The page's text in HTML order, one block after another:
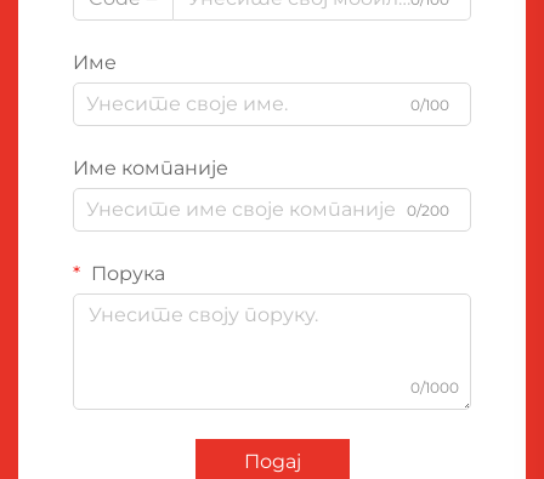
Име
0/100
Име компаније
0/200
Порука
0/1000
Подај